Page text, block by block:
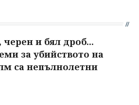
черен и бял дроб...
за убийството на
са непълнолетни